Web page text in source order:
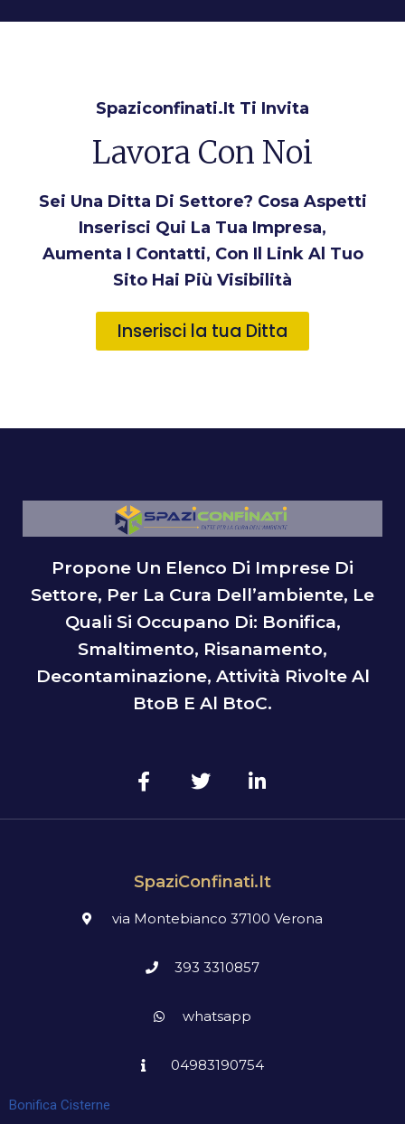
Spaziconfinati.it Ti Invita
Lavora Con Noi
Sei Una Ditta Di Settore? Cosa Aspetti
Inserisci Qui La Tua Impresa,
Aumenta I Contatti, Con Il Link Al Tuo
Sito Hai Più Visibilità
Inserisci la tua Ditta
Propone Un Elenco Di Imprese Di
Settore, Per La Cura Dell’ambiente, Le
Quali Si Occupano Di: Bonifica,
Smaltimento, Risanamento,
Decontaminazione, Attività Rivolte Al
BtoB E Al BtoC.
SpaziConfinati.it
via Montebianco 37100 Verona
393 3310857
whatsapp
04983190754
Bonifica Cisterne